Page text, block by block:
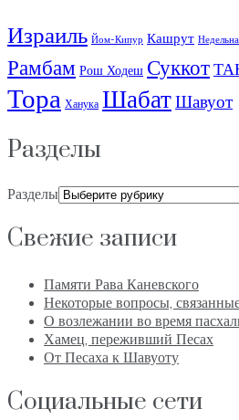
Израиль Йом-Кипур Кашрут
Рамбам Рош Ходеш Суккот
Тора Ханука ШабатШавуот
Разделы
Разделы
Свежие записи
Памяти Рава Каневского
Некоторые вопросы,
О возлежании во время
Хамец, переживший Песах
От Песаха к Шавуоту
Социальные сети